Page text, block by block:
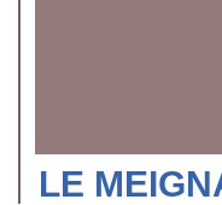
LE